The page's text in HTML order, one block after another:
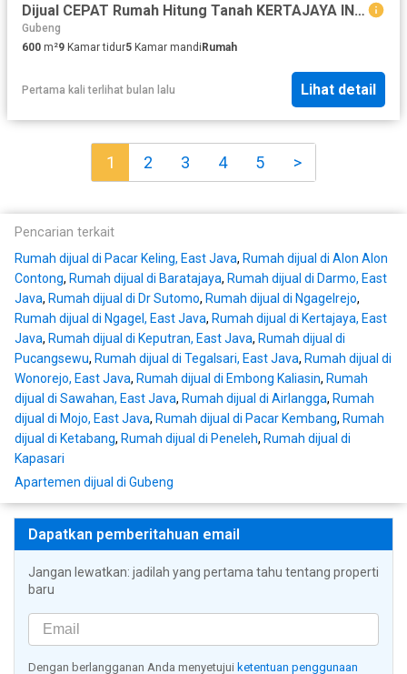
Dijual CEPAT Rumah Hitung Tanah KERTAJAYA INDAH TENGAH Surabaya Timur
Gubeng
600 m²9 Kamar tidur5 Kamar mandiRumah
Pertama kali terlihat bulan lalu Lihat detail
1 2 3 4 5 >
Pencarian terkait
Rumah dijual di Pacar Keling, East Java, Rumah dijual di Alon Alon
Contong, Rumah dijual di Baratajaya, Rumah dijual di Darmo, East
Java, Rumah dijual di Dr Sutomo, Rumah dijual di Ngagelrejo,
Rumah dijual di Ngagel, East Java, Rumah dijual di Kertajaya, East
Java, Rumah dijual di Keputran, East Java, Rumah dijual di
Pucangsewu, Rumah dijual di Tegalsari, East Java, Rumah dijual di
Wonorejo, East Java, Rumah dijual di Embong Kaliasin, Rumah
dijual di Sawahan, East Java, Rumah dijual di Airlangga, Rumah
dijual di Mojo, East Java, Rumah dijual di Pacar Kembang, Rumah
dijual di Ketabang, Rumah dijual di Peneleh, Rumah dijual di
Kapasari
Apartemen dijual di Gubeng
Dapatkan pemberitahuan email
Jangan lewatkan: jadilah yang pertama tahu tentang properti
baru
Dengan berlangganan Anda menyetujui ketentuan penggunaan